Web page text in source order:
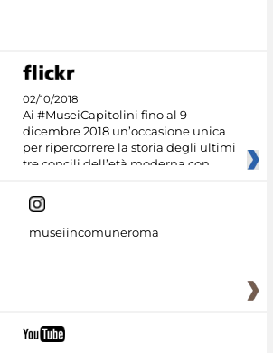
02/10/2018
Ai #MuseiCapitolini fino al 9
dicembre 2018 un’occasione unica
per ripercorrere la storia degli ultimi
tre concili dell’età moderna con
museiincomuneroma